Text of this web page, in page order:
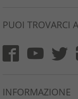
PUOI TROVARCI
INFORMAZIONE